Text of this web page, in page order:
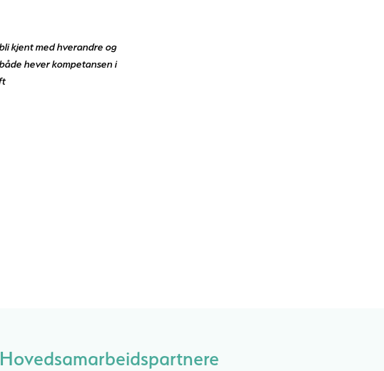
Hovedsamarbeidspartnere